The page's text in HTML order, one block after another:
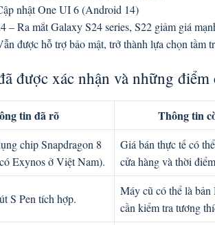
nhật One UI 6 (Android 14)
– Ra mắt Galaxy S24 series, S22 giảm giá
được hỗ trợ bảo mật, trở thành lựa chọn tầm
được xác nhận và những điểm
tin đã rõ Thông tin
chip Snapdragon 8
Exynos ở Việt Nam).
Giá bán thực tế có
cửa hàng và thời
S Pen tích hợp.
Máy cũ có thể là
cần kiểm tra tương